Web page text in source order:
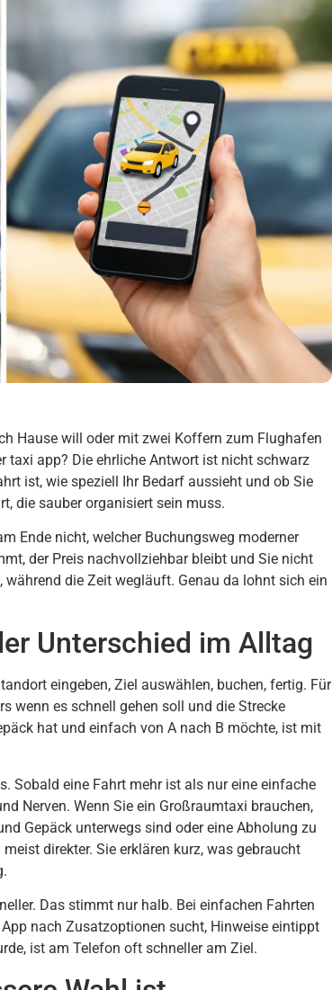
Hause will oder mit zwei Koffern zum Flughafen
taxi app? Die ehrliche Antwort ist nicht schwarz
ist, wie speziell Ihr Bedarf aussieht und ob Sie
die sauber organisiert sein muss.
Ende nicht, welcher Buchungsweg moderner
der Preis nachvollziehbar bleibt und Sie nicht
die Zeit wegläuft. Genau da lohnt sich ein
Unterschied im Alltag
eingeben, Ziel auswählen, buchen, fertig. Für
wenn es schnell gehen soll und die Strecke
hat und einfach von A nach B möchte, ist mit
Sobald eine Fahrt mehr ist als nur eine einfache
Nerven. Wenn Sie ein Großraumtaxi brauchen,
Gepäck unterwegs sind oder eine Abholung zu
direkter. Sie erklären kurz, was gebraucht
Das stimmt nur halb. Bei einfachen Fahrten
nach Zusatzoptionen sucht, Hinweise eintippt
ist am Telefon oft schneller am Ziel.